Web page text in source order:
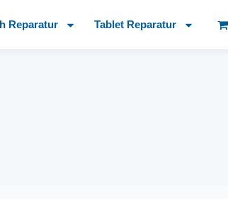
Reparatur Tablet Reparatur